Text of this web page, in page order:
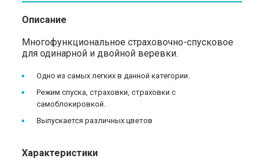
Описание
Многофункциональное страховочно-спусковое
для одинарной и двойной веревки.
Одно из самых легких в данной категории.
Режим спуска, страховки, страховки с
самоблокировкой.
Выпускается различных цветов
Характеристики